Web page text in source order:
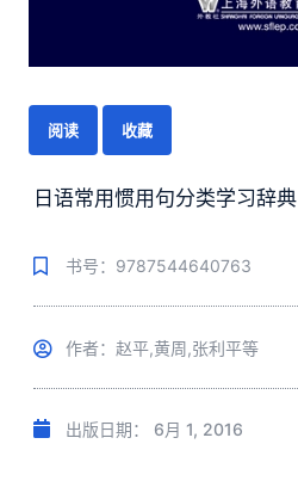
阅读 收藏
日语常用惯用句分类学习辞典
书号：9787544640763
作者：赵平,黄周,张利平等
出版日期： 6月 1, 2016